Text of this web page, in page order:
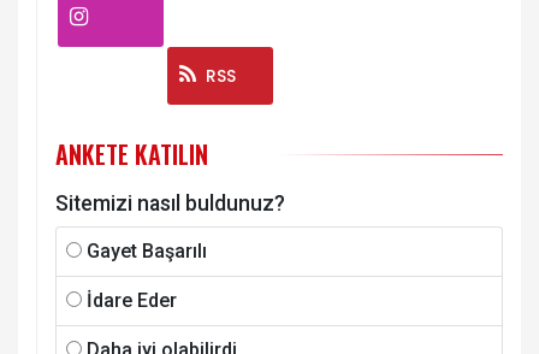
RSS
ANKETE KATILIN
Sitemizi nasıl buldunuz?
Gayet Başarılı
İdare Eder